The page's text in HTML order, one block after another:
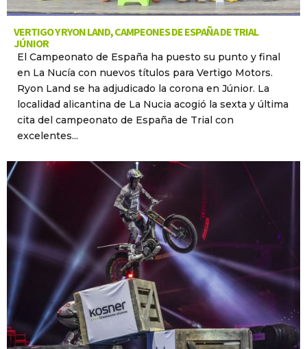
VERTIGO Y RYON LAND, CAMPEONES DE ESPAÑA DE TRIAL
JÚNIOR
El Campeonato de España ha puesto su punto y final
en La Nucía con nuevos títulos para Vertigo Motors.
Ryon Land se ha adjudicado la corona en Júnior. La
localidad alicantina de La Nucia acogió la sexta y última
cita del campeonato de España de Trial con
excelentes...